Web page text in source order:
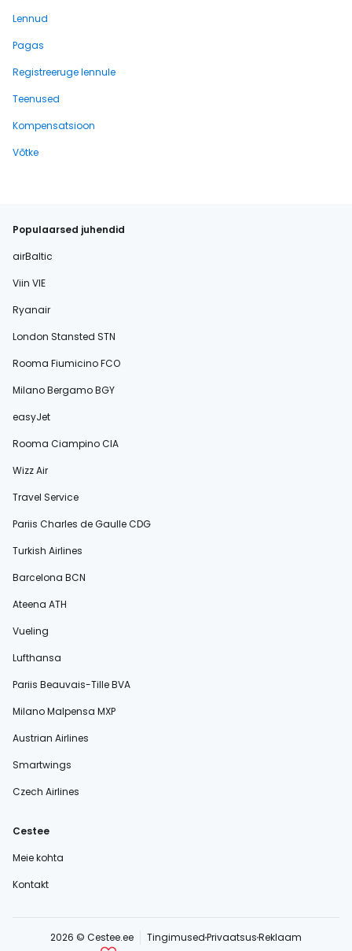
Lennud
Pagas
Registreeruge lennule
Teenused
Kompensatsioon
Võtke
Populaarsed juhendid
airBaltic
Viin VIE
Ryanair
London Stansted STN
Rooma Fiumicino FCO
Milano Bergamo BGY
easyJet
Rooma Ciampino CIA
Wizz Air
Travel Service
Pariis Charles de Gaulle CDG
Turkish Airlines
Barcelona BCN
Ateena ATH
Vueling
Lufthansa
Pariis Beauvais-Tille BVA
Milano Malpensa MXP
Austrian Airlines
Smartwings
Czech Airlines
Cestee
Meie kohta
Kontakt
2026 © Cestee.ee TingimusedPrivaatsusReklaam